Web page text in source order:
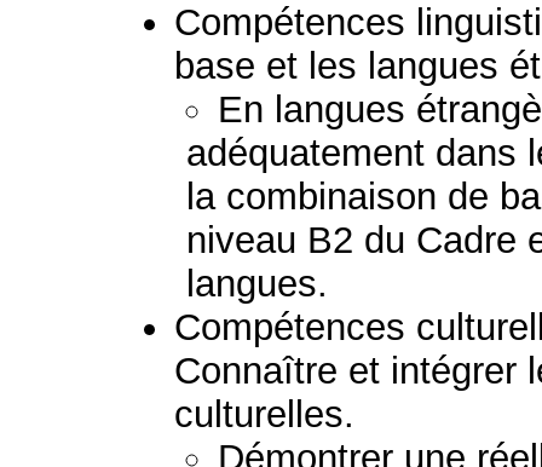
Compétences
base et les langues
En langues
adéquatement dans
la combinaison de
niveau B2 du Cadre
langues.
Compétences
Connaître et intégrer
culturelles.
Démontrer une